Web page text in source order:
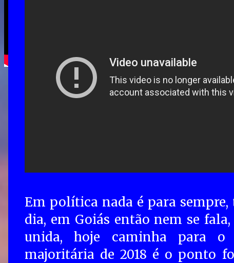
Em política nada é para
dia, em Goiás então nem se
unida, hoje caminha para o
majoritária de 2018 é o ponto